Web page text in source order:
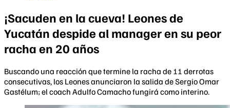
¡Sacuden en la cueva! Leones de
Yucatán despide al manager en su peor
racha en 20 años
Buscando una reacción que termine la racha de 11 derrotas
consecutivas, los Leones anunciaron la salida de Sergio Omar
Gastélum; el coach Adulfo Camacho fungirá como interino.